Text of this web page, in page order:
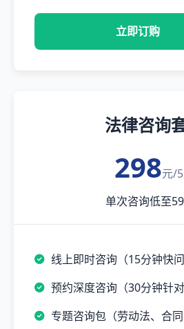
立即订购
法律咨询
298元/
单次咨询低至
线上即时咨询（15分钟快问
预约深度咨询（30分钟针对
专题咨询包（劳动法、合同